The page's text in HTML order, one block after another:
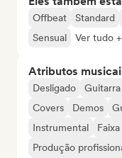
Offbeat Standard
Sensual
Ver tudo
Atributos
Desligado
Covers
Demos
Instrumental
Produção